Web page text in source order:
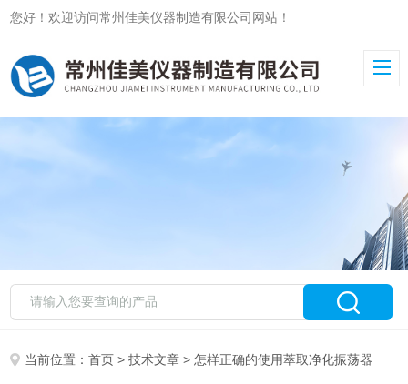
您好！欢迎访问常州佳美仪器制造有限公司网站！
当前位置：首页 >技术文章 > 怎样正确的使用萃取净化振荡器